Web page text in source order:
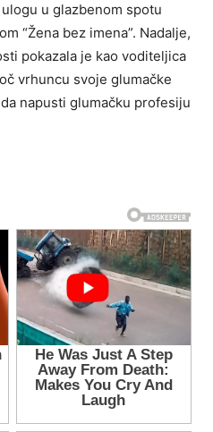
u glazbenom spotu
“Žena bez imena”. Nadalje,
pokazala je kao voditeljica
vrhuncu svoje glumačke
napusti glumačku profesiju